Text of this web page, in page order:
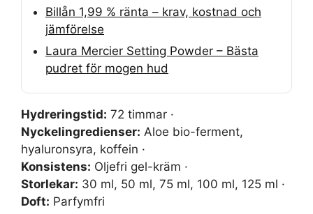
Billån 1,99 % ränta – krav, kostnad och
jämförelse
Laura Mercier Setting Powder – Bästa
pudret för mogen hud
Hydreringstid: 72 timmar ·
Nyckelingredienser: Aloe bio-ferment,
hyaluronsyra, koffein ·
Konsistens: Oljefri gel-kräm ·
Storlekar: 30 ml, 50 ml, 75 ml, 100 ml, 125 ml ·
Doft: Parfymfri